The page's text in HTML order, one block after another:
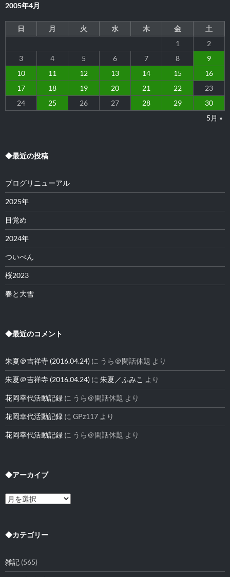
ョ
2005年4月
日 月 火 水 木 金
土
1
2
3
4 5 6 7 8
9
10
11 12 13 14 15
16
17
18 19 20 21 22
23
24
25 26 27 28 29
30
5月 »
◆最近の投稿
ブログリニューアル
2025年
目覚め
2024年
ついぺん
桜2023
春と大雪
◆最近のコメント
朱夏＠吉祥寺 (2016.04.24) に うら＠閑話休題 より
朱夏＠吉祥寺 (2016.04.24) に 朱夏／ふみこ より
花岡幸代活動記録 に うら＠閑話休題 より
花岡幸代活動記録 に GPz117 より
花岡幸代活動記録 に うら＠閑話休題 より
◆アーカイブ
◆
ア
イ
◆カテゴリー
雑記 (565)